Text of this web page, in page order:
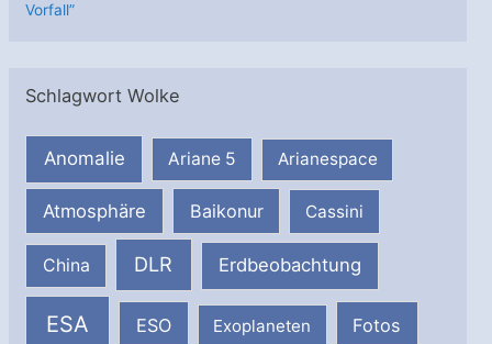
Vorfall”
Schlagwort Wolke
Anomalie Ariane 5 Arianespace
Atmosphäre Baikonur Cassini
China DLR Erdbeobachtung
ESA ESO Exoplaneten Fotos